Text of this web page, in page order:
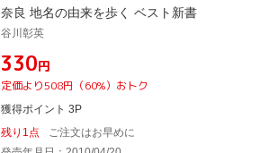
奈良 地名の由来を歩く ベスト新書
谷川彰英
¥330円
定価より508円（60%）おトク
獲得ポイント 3P
残り1点
ご注文はお早めに